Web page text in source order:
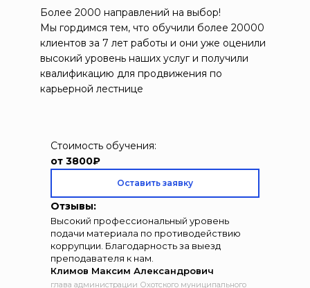
Более 2000 направлений на выбор!
Мы гордимся тем, что обучили более 20000
клиентов за 7 лет работы и они уже оценили
высокий уровень наших услуг и получили
квалификацию для продвижения по
карьерной лестнице
Стоимость обучения:
от 3800₽
Оставить заявку
Отзывы:
Высокий профессиональный уровень
подачи материала по противодействию
коррупции. Благодарность за выезд
преподавателя к нам.
Климов Максим Александрович
глава администрации Охотского муниципального